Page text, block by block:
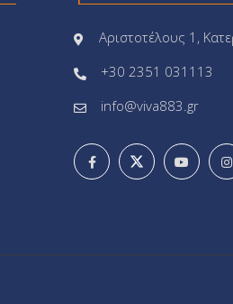
Αριστοτέλους 1,
+30 2351 031113
info@viva883.gr